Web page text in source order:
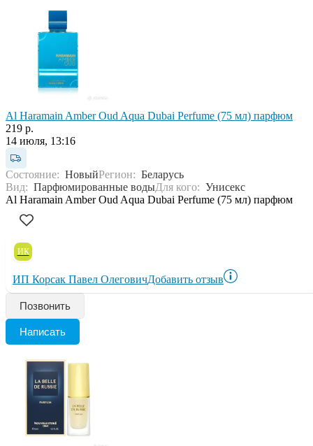
Al Haramain Amber Oud Aqua Dubai Perfume (75 мл) парфюм
219 р.
14 июля, 13:16
Состояние: НовыйРегион: Беларусь
Вид: Парфюмированные водыДля кого: Унисекс
Al Haramain Amber Oud Aqua Dubai Perfume (75 мл) парфюм
ИК
ИП Корсак Павел ОлеговичДобавить отзыв
Позвонить
Написать